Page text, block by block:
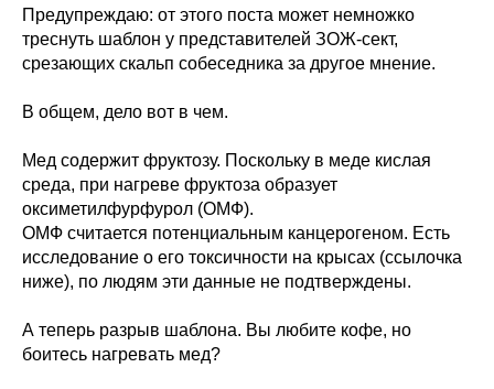
Предупреждаю: от этого поста может немножко
треснуть шаблон у представителей ЗОЖ-сект,
срезающих скальп собеседника за другое мнение.
В общем, дело вот в чем.
Мед содержит фруктозу. Поскольку в меде кислая
среда, при нагреве фруктоза образует
оксиметилфурфурол (ОМФ).
ОМФ считается потенциальным канцерогеном. Есть
исследование о его токсичности на крысах (ссылочка
ниже), по людям эти данные не подтверждены.
А теперь разрыв шаблона. Вы любите кофе, но
боитесь нагревать мед?